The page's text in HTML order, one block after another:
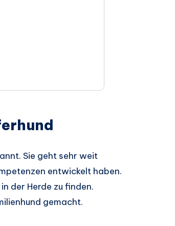
Sie geht sehr weit
entwickelt haben.
der Herde zu finden.
gemacht.